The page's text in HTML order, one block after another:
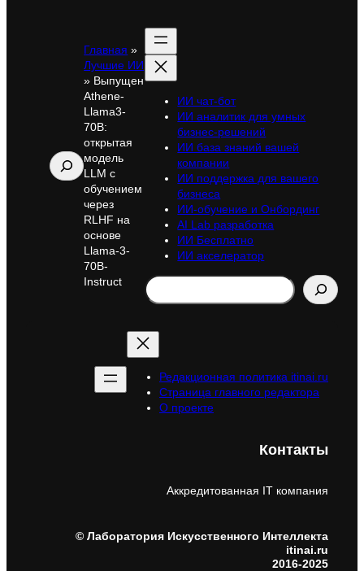
Поиск
Главная »
Лучшие ИИ
» Выпущен
Athene-
Llama3-
70B:
открытая
модель
LLM с
обучением
через
RLHF на
основе
Llama-3-
70B-
Instruct
ИИ чат-бот
ИИ аналитик для умных
бизнес-решений
ИИ база знаний вашей
компании
ИИ поддержка для вашего
бизнеса
ИИ-обучение и Онбординг
AI Lab разработка
ИИ Бесплатно
ИИ акселератор
Search
Редакционная политика itinai.ru
Страница главного редактора
О проекте
Контакты
Аккредитованная IT компания
© Лаборатория Искусственного Интеллекта
itinai.ru
2016-2025